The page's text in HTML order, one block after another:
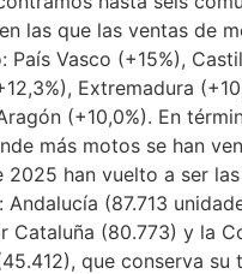
las que las ventas de
País Vasco (+15%),
Extremadura
(+10,0%). En
más motos se han
2025 han vuelto a ser
Andalucía (87.713
Cataluña (80.773) y la
que conserva su